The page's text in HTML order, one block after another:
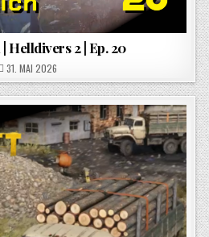
Helldivers 2 | Ep. 20
POSTED ON
31. MAI 2026